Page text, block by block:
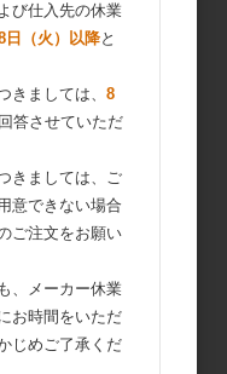
品 金粉 細目 0.25g
び仕入先の休業
日（火）以降と
きましては、 8
答させていただ
きましては、ご
意できない場合
ご注文をお願い
、メーカー休業
お時間をいただ
じめご了承くだ